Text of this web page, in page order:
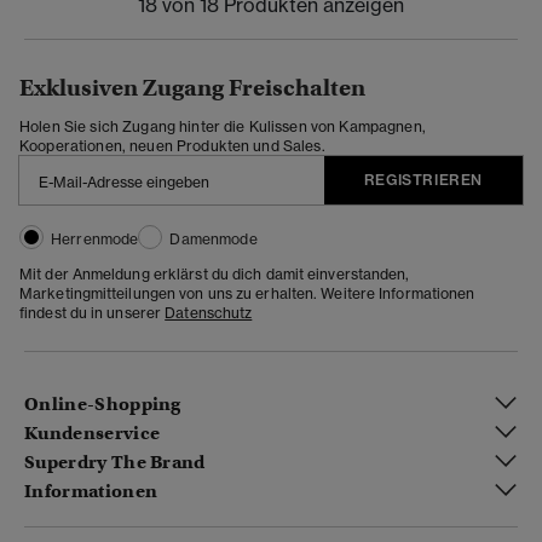
Exklusiven Zugang Freischalten
Holen Sie sich Zugang hinter die Kulissen von Kampagnen,
Kooperationen, neuen Produkten und Sales.
REGISTRIEREN
Herrenmode
Damenmode
Mit der Anmeldung erklärst du dich damit einverstanden,
Marketingmitteilungen von uns zu erhalten. Weitere Informationen
findest du in unserer Datenschutz
Online-Shopping
Kundenservice
Superdry The Brand
Informationen